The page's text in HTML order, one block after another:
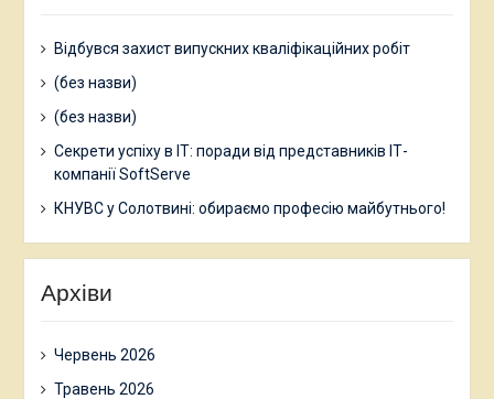
Відбувся захист випускних кваліфікаційних робіт
(без назви)
(без назви)
Секрети успіху в ІТ: поради від представників ІТ-
компанії SoftServe
КНУВС у Солотвині: обираємо професію майбутнього!
Архіви
Червень 2026
Травень 2026